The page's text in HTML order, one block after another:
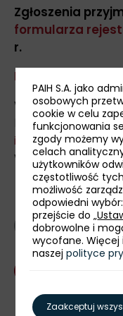
Zgłoszenia
formularza
r.
Regulamin »
W przypadku
kontakt mailowy:
WhatsApp/Viber
powrót
PAIH S.A. jako
osobowych
cookie w celu
funkcjonowania
zgody możemy
celach
użytkowników
częstotliwość
możliwość
odpowiedni
przejście do „
dobrowolne i
wycofane.
naszejpolityce
Zaakceptuj